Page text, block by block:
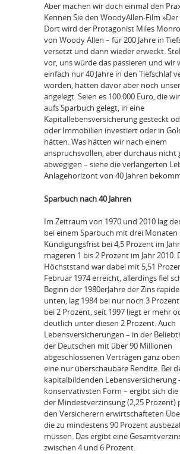
Aber machen wir doch einmal den
Kennen Sie den WoodyAllen-Film »Der
Dort wird der Protagonist Miles
von Woody Allen – für 200 Jahre in
versetzt und dann wieder erweckt.
vor, uns würde das passieren und wir
einfach nur 40 Jahre in den Tiefschlaf
worden, hätten davor aber noch
angelegt. Seien es 100.000 Euro, die
aufs Sparbuch gelegt, in eine
Kapitallebensversicherung gesteckt
oder Immobilien investiert oder in
hätten. Was hätten wir nach einem
anspruchsvollen, aber durchaus nicht
abwegigen – siehe die verlängerten
Anlagehorizont von 40 Jahren
Sparbuch nach 40 Jahren
Im Zeitraum von 1970 und 2010 lag
bei einem Sparbuch mit drei Monaten
Kündigungsfrist bei 4,5 Prozent im
mageren 1 bis 2 Prozent im Jahr 2010.
Höchststand war dabei mit 5,51
Februar 1974 erreicht, allerdings fiel
Beginn der 1980erJahre der Zins
unten, lag 1984 bei nur noch 3
bei 2 Prozent, seit 1997 liegt er mehr
deutlich unter diesen 2 Prozent. Auch
Lebensversicherungen – in der
der Deutschen mit über 90 Millionen
abgeschlossenen Verträgen ganz
eine nur überschaubare Rendite. Bei
kapitalbildenden Lebensversicherung
konservativsten Form – ergibt sich die
der Mindestverzinsung (2,25 Prozent)
den Versicherern erwirtschafteten
die zu mindestens 90 Prozent
müssen. Das ergibt eine
zwischen 4 und 6 Prozent.